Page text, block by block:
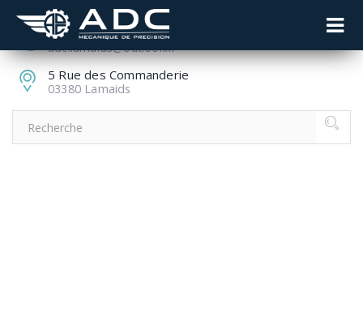
04 70 51 85 85
adc.lamaids@outlook.fr
5 Rue des Commanderie
03380 Lamaids